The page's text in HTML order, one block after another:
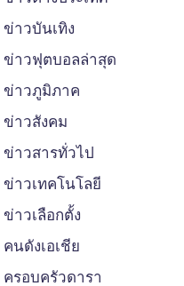
ข่าวบันเทิง
ข่าวฟุตบอลล่าสุด
ข่าวภูมิภาค
ข่าวสังคม
ข่าวสารทั่วไป
ข่าวเทคโนโลยี
ข่าวเลือกตั้ง
คนดังเอเชีย
ครอบครัวดารา